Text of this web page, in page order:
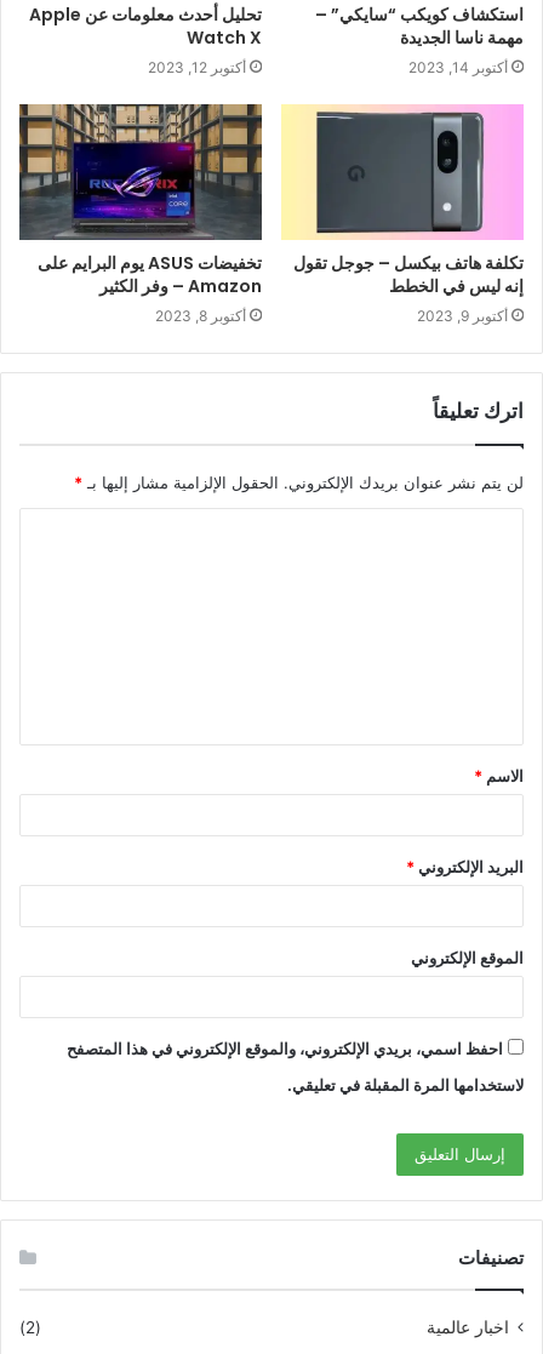
استكشاف كويكب “سايكي” –
مهمة ناسا الجديدة
أكتوبر 14, 2023
تحليل أحدث معلومات عن Apple
Watch X
أكتوبر 12, 2023
تكلفة هاتف بيكسل – جوجل تقول
إنه ليس في الخطط
أكتوبر 9, 2023
تخفيضات ASUS يوم البرايم على
Amazon – وفر الكثير
أكتوبر 8, 2023
اترك تعليقاً
لن يتم نشر عنوان بريدك الإلكتروني. الحقول الإلزامية مشار إليها بـ*
الاسم *
البريد الإلكتروني*
الموقع الإلكتروني
احفظ اسمي، بريدي الإلكتروني، والموقع الإلكتروني في هذا المتصفح
لاستخدامها المرة المقبلة في تعليقي.
تصنيفات
اخبار عالمية
(2)